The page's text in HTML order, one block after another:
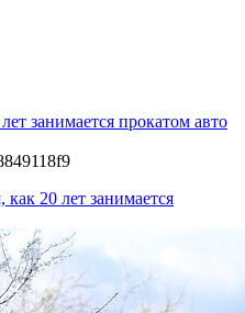
занимается прокатом авто
как 20 лет занимается